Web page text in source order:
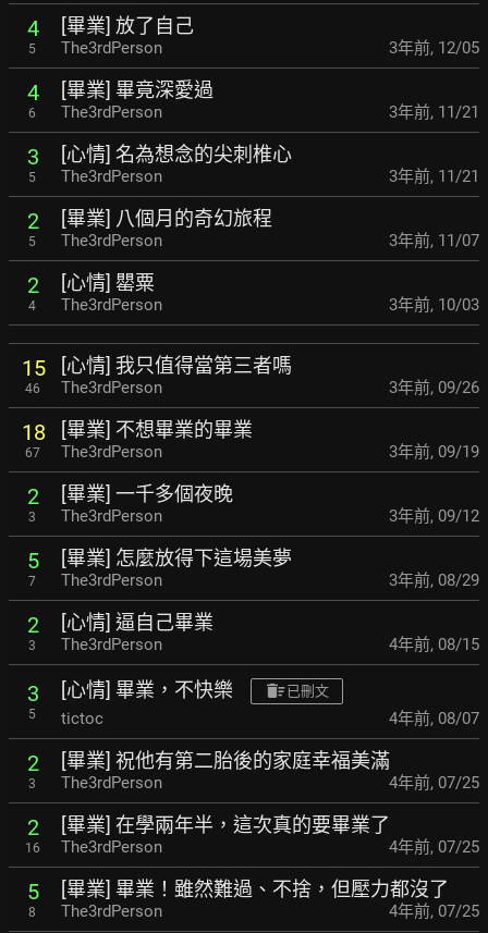
4
5
[畢業] 放了自己
The3rdPerson 3年前, 12/05
4
6
[畢業] 畢竟深愛過
The3rdPerson 3年前, 11/21
3
5
[心情] 名為想念的尖刺椎心
The3rdPerson 3年前, 11/21
2
5
[畢業] 八個月的奇幻旅程
The3rdPerson 3年前, 11/07
2
4
[心情] 罌粟
The3rdPerson 3年前, 10/03
15
46
[心情] 我只值得當第三者嗎
The3rdPerson 3年前, 09/26
18
67
[畢業] 不想畢業的畢業
The3rdPerson 3年前, 09/19
2
3
[畢業] 一千多個夜晚
The3rdPerson 3年前, 09/12
5
7
[畢業] 怎麼放得下這場美夢
The3rdPerson 3年前, 08/29
2
3
[心情] 逼自己畢業
The3rdPerson 4年前, 08/15
3
5
[心情] 畢業，不快樂 已刪文
tictoc 4年前, 08/07
2
3
[畢業] 祝他有第二胎後的家庭幸福美滿
The3rdPerson 4年前, 07/25
2
16
[畢業] 在學兩年半，這次真的要畢業了
The3rdPerson 4年前, 07/25
5
8
[畢業] 畢業！雖然難過、不捨，但壓力都沒了
The3rdPerson 4年前, 07/25